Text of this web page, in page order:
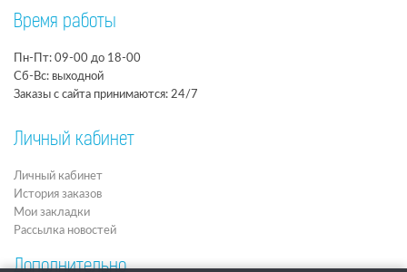
Время работы
Пн-Пт: 09-00 до 18-00
Сб-Вс: выходной
Заказы с сайта принимаются: 24/7
Личный кабинет
Личный кабинет
История заказов
Мои закладки
Рассылка новостей
Дополнительно